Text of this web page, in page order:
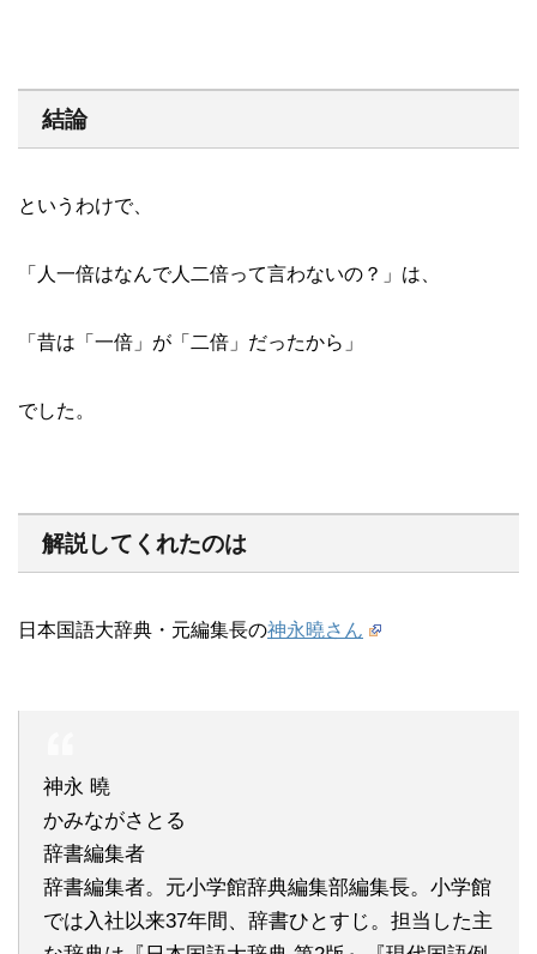
結論
というわけで、
「人一倍はなんで人二倍って言わないの？」は、
「昔は「一倍」が「二倍」だったから」
でした。
解説してくれたのは
日本国語大辞典・元編集長の神永曉さん
神永 曉
かみながさとる
辞書編集者
辞書編集者。元小学館辞典編集部編集長。小学館
では入社以来37年間、辞書ひとすじ。担当した主